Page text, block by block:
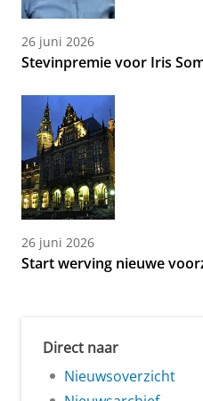
26 juni 2026
Stevinpremie voor Iris
26 juni 2026
Start werving nieuwe
Direct naar
Nieuwsoverzicht